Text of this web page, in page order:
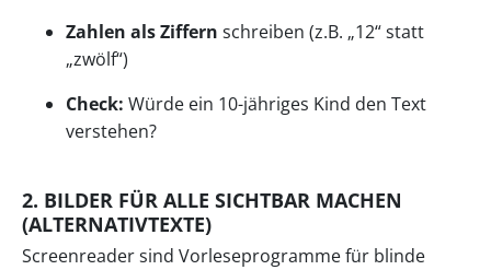
Zahlen als Ziffern schreiben (z.B. „12“ statt
„zwölf“)
Check: Würde ein 10-jähriges Kind den Text
verstehen?
2. BILDER FÜR ALLE SICHTBAR MACHEN
(ALTERNATIVTEXTE)
Screenreader sind Vorleseprogramme für blinde